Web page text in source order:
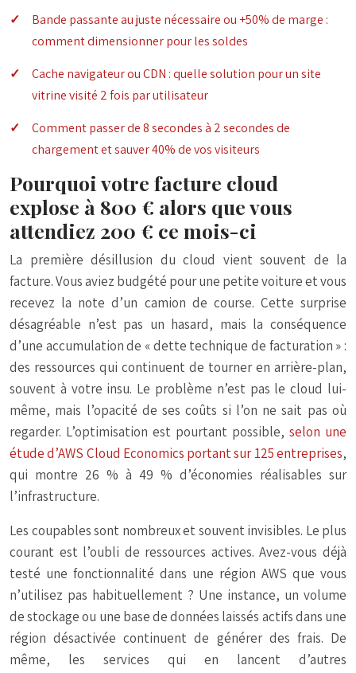
Bande passante au juste nécessaire ou +50% de marge :
comment dimensionner pour les soldes
Cache navigateur ou CDN : quelle solution pour un site
vitrine visité 2 fois par utilisateur
Comment passer de 8 secondes à 2 secondes de
chargement et sauver 40% de vos visiteurs
Pourquoi votre facture cloud
explose à 800 € alors que vous
attendiez 200 € ce mois-ci
La première désillusion du cloud vient souvent de la
facture. Vous aviez budgété pour une petite voiture et vous
recevez la note d’un camion de course. Cette surprise
désagréable n’est pas un hasard, mais la conséquence
d’une accumulation de « dette technique de facturation » :
des ressources qui continuent de tourner en arrière-plan,
souvent à votre insu. Le problème n’est pas le cloud lui-
même, mais l’opacité de ses coûts si l’on ne sait pas où
regarder. L’optimisation est pourtant possible, selon une
étude d’AWS Cloud Economics portant sur 125 entreprises,
qui montre 26 % à 49 % d’économies réalisables sur
l’infrastructure.
Les coupables sont nombreux et souvent invisibles. Le plus
courant est l’oubli de ressources actives. Avez-vous déjà
testé une fonctionnalité dans une région AWS que vous
n’utilisez pas habituellement ? Une instance, un volume
de stockage ou une base de données laissés actifs dans une
région désactivée continuent de générer des frais. De
même, les services qui en lancent d’autres